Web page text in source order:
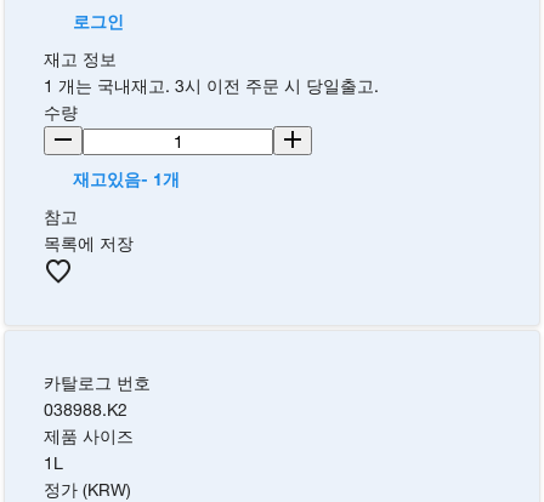
로그인
재고 정보
1 개는 국내재고. 3시 이전 주문 시 당일출고.
수량
재고있음- 1개
참고
목록에 저장
카탈로그 번호
038988.K2
제품 사이즈
1L
정가 (KRW)